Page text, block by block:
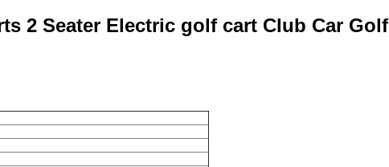
2 Seater Electric golf cart Club Car Golf